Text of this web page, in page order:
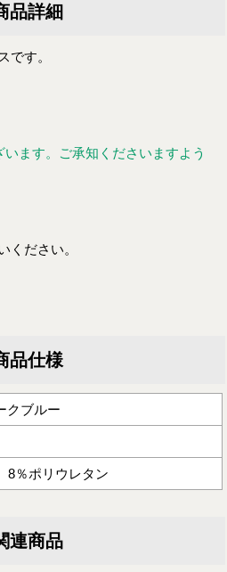
品詳細
です。
ます。ご承知くださいますよう
ください。
品仕様
クブルー
％ポリウレタン
連商品